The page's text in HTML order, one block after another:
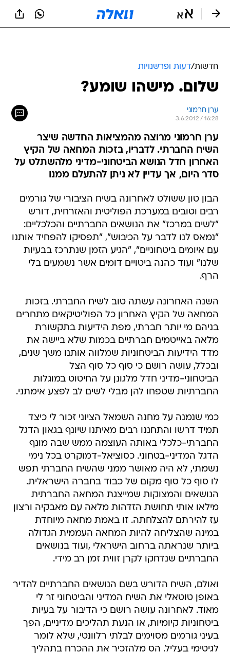
חדשות/דעות ופרשנויות
שלום. מישהו שומע?
ערן חרמוני
3.6.2012 / 16:28
ערן חרמוני מרוצה מהמציאות החדשה שיצר
השיח החברתי. לדבריו, בזכות המחאה של הקיץ
האחרון חדל הנושא הביטחוני-מדיני מלהשתלט על
סדר היום, אך עדיין לא ניתן להתעלם ממנו
הבון טון ששולט לאחרונה בשיח הציבורי של גורמים
רבים וטובים במערכת הפוליטית והאזרחית, דורש
"לשים במרכז" את הנושאים החברתיים והכלכליים:
"נמאס לנו לדבר על הכיבוש", "תפסיקו להפחיד אותנו
עם איומים ביטחוניים", "הגיע הזמן שנתרכז בבעיות
שלנו" ועוד כהנה ביטויים דומים אשר נשמעים בלי
הרף.
השנה האחרונה עשתה טוב לשיח החברתי. בזכות
המחאה של הקיץ האחרון כל הפוליטיקאים מתחרים
בניהם מי יותר חברתי, מפת הידיעות בתקשורת
מלאה באייטמים חברתיים בכמות שלא ביישה את
מדד הידיעות הביטחוניות שמלווה אותנו משך שנים,
ובכלל, עושה רושם כי סוף כל סוף הצל
הביטחוני-מדיני חדל מלגונן על החיטוט במוגלות
החברתיות שטפחו להן מבלי לשים לב לפצע אימתני.
כמי שנמנה על מחנה השמאל הציוני זכור לי כיצד
תמיד דרשו והתחננו רבים מאיתנו שיונף בגאון הדגל
החברתי-כלכלי באותה העוצמה ממש שבה מונף
הדגל המדיני-בטחוני. כסוציאל-דמוקרט בכל נימי
נשמתי, לא היה מאושר ממני שהשיח החברתי תפש
לו סוף כל סוף מקום של כבוד בחברה הישראלית.
הנושאים והמצוקות שמייצגת המחאה החברתית
מילאו אותי תחושת הזדהות מלאה עם מאבקיה ורצון
עז להירתם להצלחתה. זו באמת מחאה מיוחדת
במינה שהצליחה להיות המחאה העממית הגדולה
ביותר שנראתה ברחוב הישראלי ,ועוד בנושאים
החברתיים שנדחקו לקרן זווית זמן רב מידי.
ואולם, השיח הדורש בשם הנושאים החברתיים להדיר
באופן טוטאלי את השיח המדיני והביטחוני זר לי
מאוד. לאחרונה עושה רושם כי הדיבור על בעיות
ביטחוניות קיומיות, או הנעת תהליכים מדיניים, הפך
בעיני גורמים מסוימים לבלתי רלוונטי, שלא לומר
לגיטימי בעליל. הס מלהזכיר את ההכרח בתהליך